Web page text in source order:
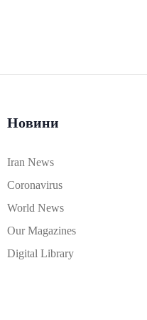
Новини
Iran News
Coronavirus
World News
Our Magazines
Digital Library